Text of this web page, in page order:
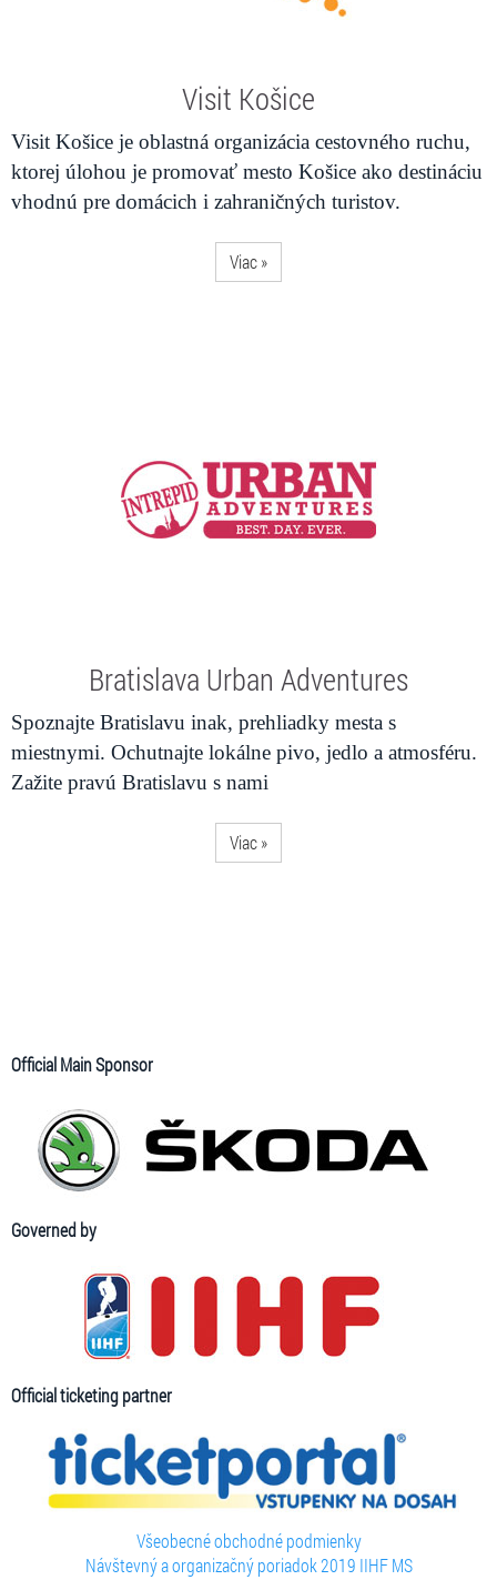
Visit Košice
Visit Košice je oblastná organizácia cestovného ruchu,
ktorej úlohou je promovať mesto Košice ako destináciu
vhodnú pre domácich i zahraničných turistov.
Viac »
Bratislava Urban Adventures
Spoznajte Bratislavu inak, prehliadky mesta s
miestnymi. Ochutnajte lokálne pivo, jedlo a atmosféru.
Zažite pravú Bratislavu s nami
Viac »
Official Main Sponsor
Governed by
Official ticketing partner
Všeobecné obchodné podmienky
Návštevný a organizačný poriadok 2019 IIHF MS